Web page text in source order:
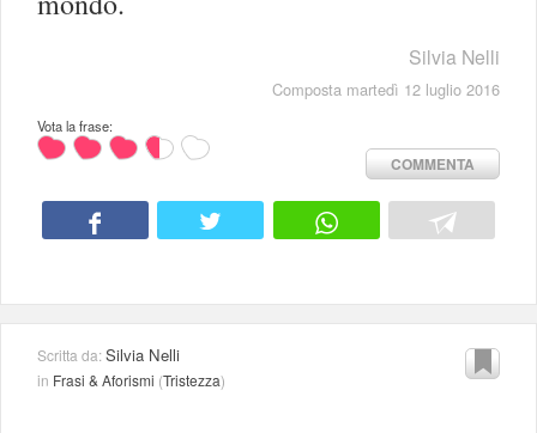
Silvia Nelli
Composta martedì 12 luglio 2016
Vota la frase:
COMMENTA
Scritta da:Silvia Nelli
in Frasi & Aforismi (Tristezza)